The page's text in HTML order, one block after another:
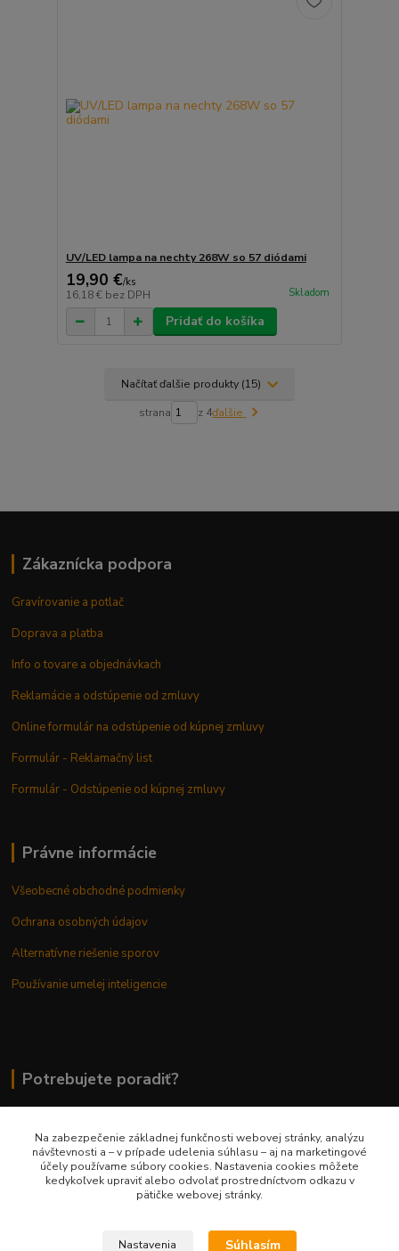
UV/LED lampa na nechty 268W so 57 diódami
19,90 €/ks
16,18 € bez DPH Skladom
Pridať do košíka
Načítať ďalšie produkty (15)
strana z 4ďalšie
Zákaznícka podpora
Gravírovanie a potlač
Doprava a platba
Info o tovare a objednávkach
Reklamácie a odstúpenie od zmluvy
Online formulár na odstúpenie od kúpnej zmluvy
Formulár - Reklamačný list
Formulár - Odstúpenie od kúpnej zmluvy
Právne informácie
Všeobecné obchodné podmienky
Ochrana osobných údajov
Alternatívne riešenie sporov
Používanie umelej inteligencie
Potrebujete poradiť?
0948 236 042
info@margaretkashop.sk
Na zabezpečenie základnej funkčnosti webovej stránky, analýzu
návštevnosti a – v prípade udelenia súhlasu – aj na marketingové
účely používame súbory cookies. Nastavenia cookies môžete
kedykoľvek upraviť alebo odvolať prostredníctvom odkazu v
pätičke webovej stránky.
Nastavenia Súhlasím